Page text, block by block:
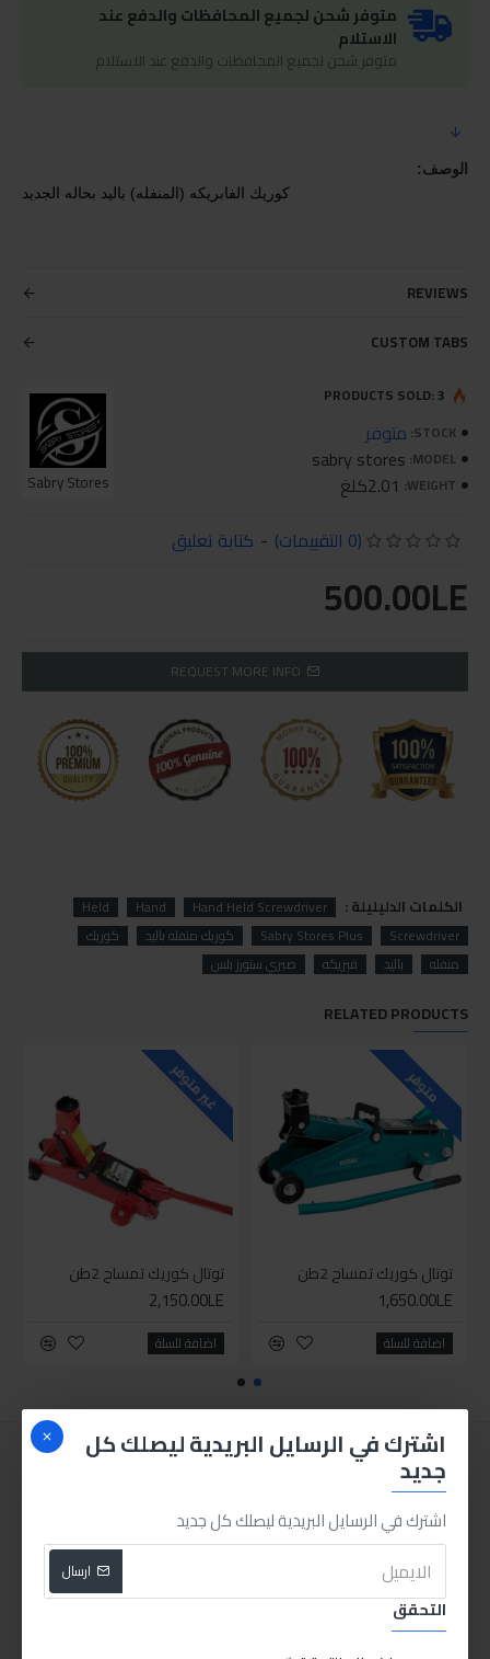
اشترك في الرسايل البريدية ليصلك كل
جديد
اشترك في الرسايل البريدية ليصلك كل جديد
ارسال
التحقق
متوفر شحن لجميع المحافظات والدفع عند
الاستلام
متوفر شحن لجميع المحافظات والدفع عند الاستلام
الوصف:
كوريك الفابريكه (المنفله) باليد بحاله الجديد
REVIEWS
CUSTOM TABS
STOCK: متوفر
MODEL:
sabry stores
WEIGHT: 2.01كلغ Sabry Stores
PRODUCTS SOLD: 3
(0 التقييمات) - كتابة تعليق
500.00LE
REQUEST MORE INFO
الكلمات الدليليلة : Hand Held Screwdriver
Hand
Held
Screwdriver
Sabry Stores Plus كوريك منفله باليد
كوريك
منفله
باليد فبريكه صبري ستورز بلس
RELATED PRODUCTS
متوفر
توتال كوريك تمساح 2طن
1,650.00LE
اضافة للسلة
غير متوفر
توتال كوريك تمساح 2طن
2,150.00LE
اضافة للسلة